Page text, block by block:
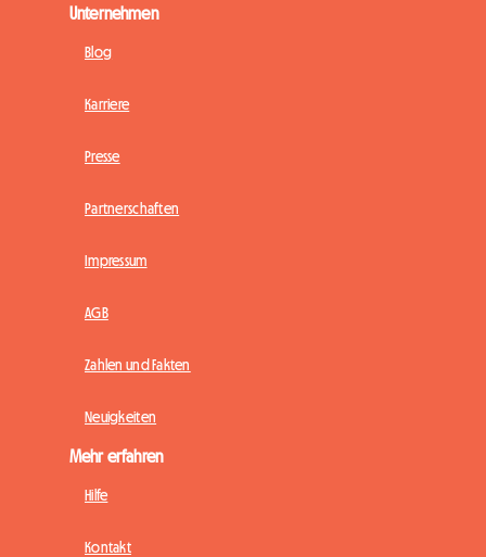
Unternehmen
Blog
Karriere
Presse
Partnerschaften
Impressum
AGB
Zahlen und Fakten
Neuigkeiten
Mehr erfahren
Hilfe
Kontakt